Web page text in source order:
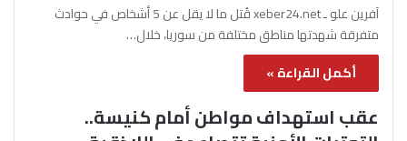
آفرين علو ـ xeber24.net قُتل ما لا يقل عن 5 أشخاص في حوادث
متفرقة شهدتها مناطق مختلفة من سوريا، خلال…
أكمل القراءة »
عقب استهداف مواطن أمام كنيسة..